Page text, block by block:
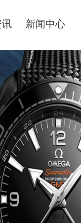
讯 新闻中心